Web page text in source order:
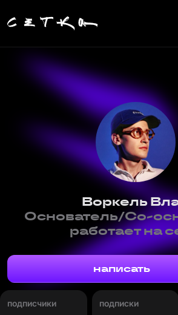
Воркель
Основатель/Со-
работает на
написать
подписчики подписки